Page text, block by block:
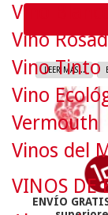
LEER MAS...
ENVÍO
Vino Blanco
Vino
Vino Tinto
Vino
Vermouth
Vinos del
VINOS DE